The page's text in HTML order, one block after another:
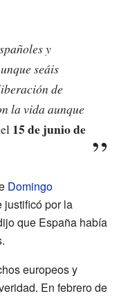
y
seáis
de
la vida aunque
el 15 de junio de
Domingo
justificó por la
que España había
europeos y
En febrero de